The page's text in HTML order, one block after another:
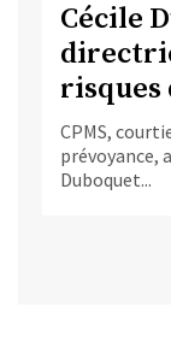
Cécile
risques
CPMS,
prévoyance,
Duboquet...